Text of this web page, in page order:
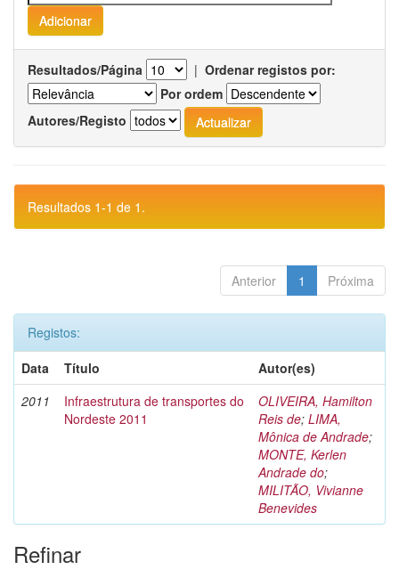
Resultados/Página | Ordenar registos por:
Por ordem
Autores/Registo
Resultados 1-1 de 1.
Anterior 1 Próxima
Registos:
Data
Título
Autor(es)
2011
Infraestrutura de transportes do
Nordeste 2011
OLIVEIRA, Hamilton
Reis de; LIMA,
Mônica de Andrade;
MONTE, Kerlen
Andrade do;
MILITÃO, Vivianne
Benevides
Refinar